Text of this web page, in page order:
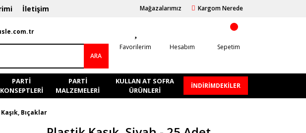
İletişim Mağazalarımız Kargom Nerede
ARA
Favorilerim Hesabım Sepetim
PARTI
KONSEPTLERI
PARTI
MALZEMELERI
KULLAN AT SOFRA
ÜRÜNLERI
İNDİRİMDEKİLER
Bıçaklar